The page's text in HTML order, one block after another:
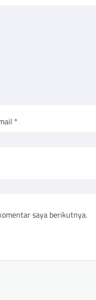
*
saya berikutnya.